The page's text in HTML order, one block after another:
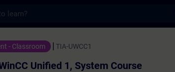
1, System Course - Training -
- Classroom TIA-UWCC1
Unified 1, System Course